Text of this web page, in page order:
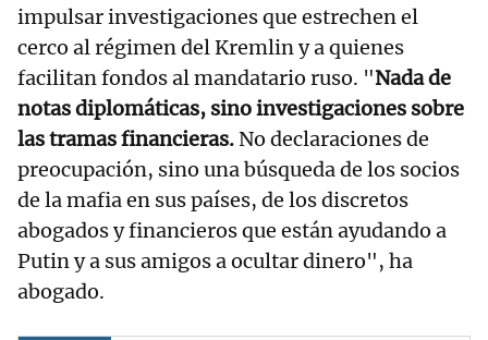
impulsar investigaciones que estrechen el
cerco al régimen del Kremlin y a quienes
facilitan fondos al mandatario ruso. "Nada de
notas diplomáticas, sino investigaciones sobre
las tramas financieras. No declaraciones de
preocupación, sino una búsqueda de los socios
de la mafia en sus países, de los discretos
abogados y financieros que están ayudando a
Putin y a sus amigos a ocultar dinero", ha
abogado.